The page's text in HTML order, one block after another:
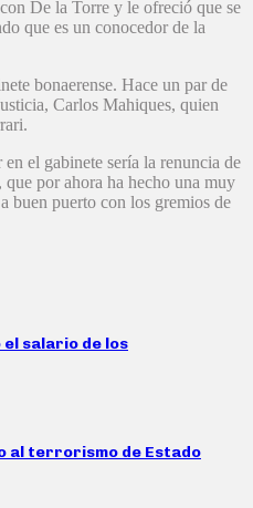
De la Torre y le ofreció que se
que es un conocedor de la
bonaerense. Hace un par de
Carlos Mahiques, quien
el gabinete sería la renuncia de
por ahora ha hecho una muy
buen puerto con los gremios de
el salario de los
al terrorismo de Estado